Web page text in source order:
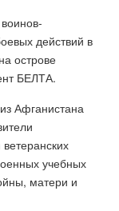
действий в
острове
БЕЛТА.
Афганистана
учебных
матери и